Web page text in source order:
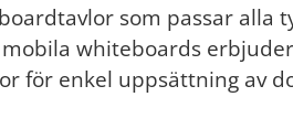
som passar alla
whiteboards
för enkel uppsättning av